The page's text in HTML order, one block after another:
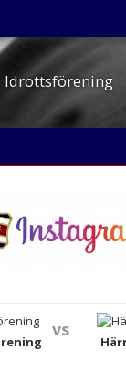
Idrottsförening
vs